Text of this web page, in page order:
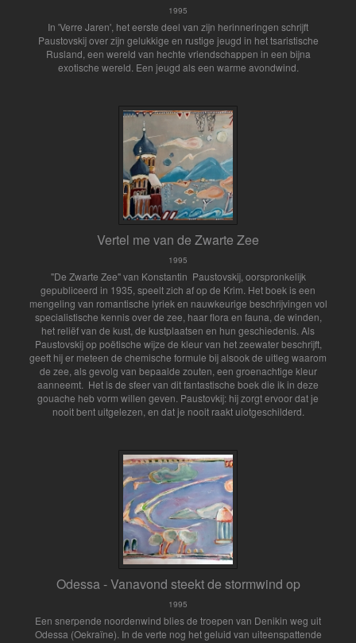
1995
In 'Verre Jaren', het eerste deel van zijn herinneringen schrijft
Paustovskij over zijn gelukkige en rustige jeugd in het tsaristische
Rusland, een wereld van hechte vriendschappen in een bijna
exotische wereld. Een jeugd als een warme avondwind.
Vertel me van de Zwarte Zee
1995
"De Zwarte Zee" van Konstantin Paustovskij, oorspronkelijk
gepubliceerd in 1935, speelt zich af op de Krim. Het boek is een
mengeling van romantische lyriek en nauwkeurige beschrijvingen vol
specialistische kennis over de zee, haar flora en fauna, de winden,
het reliëf van de kust, de kustplaatsen en hun geschiedenis. Als
Paustovskij op poëtische wijze de kleur van het zeewater beschrijft,
geeft hij er meteen de chemische formule bij alsook de uitleg waarom
de zee, als gevolg van bepaalde zouten, een groenachtige kleur
aanneemt. Het is de sfeer van dit fantastische boek die ik in deze
gouache heb vorm willen geven. Paustovkij: hij zorgt ervoor dat je
nooit bent uitgelezen, en dat je nooit raakt uiotgeschilderd.
Odessa - Vanavond steekt de stormwind op
1995
Een snerpende noordenwind blies de troepen van Denikin weg uit
Odessa (Oekraïne). In de verte nog het geluid van uiteenspattende